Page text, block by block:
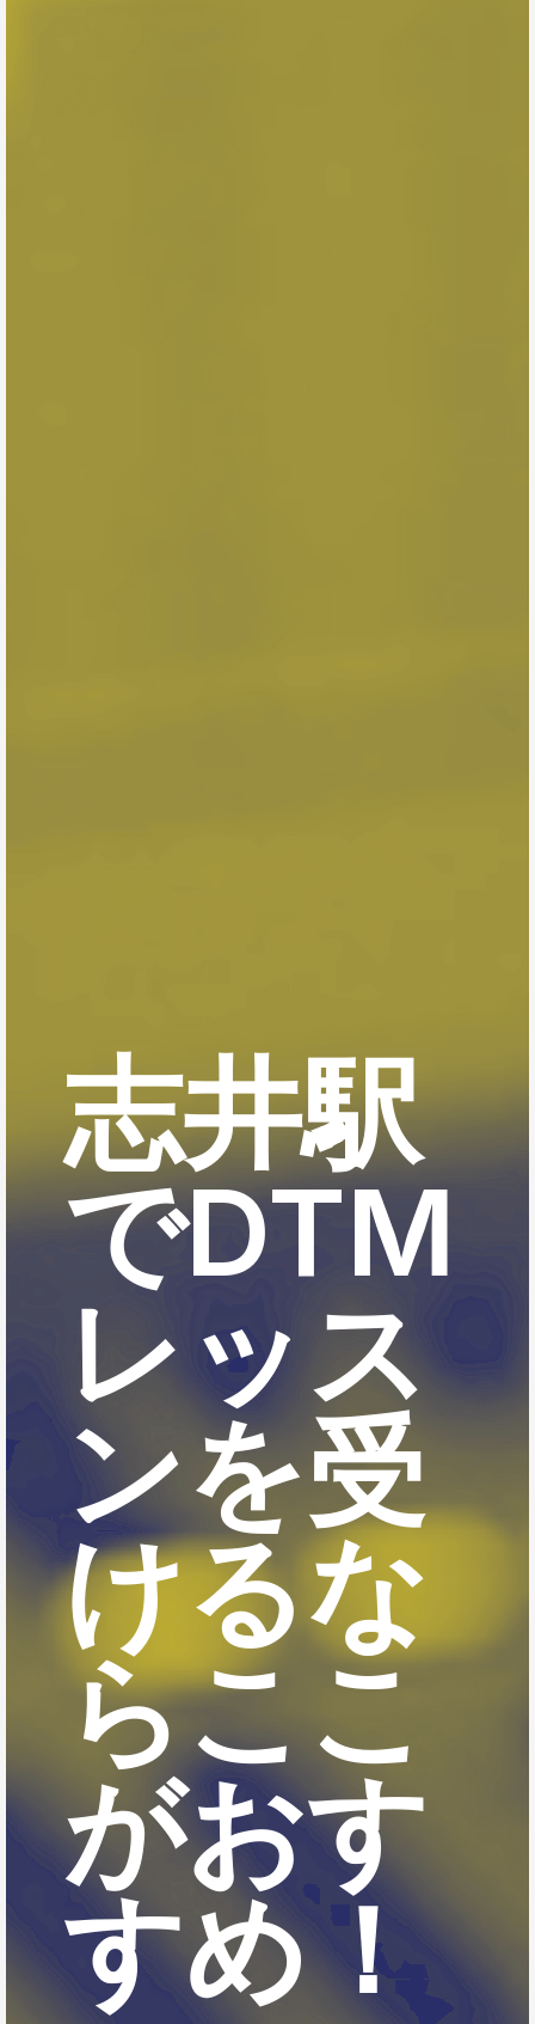
志井駅
でDTM
レッス
ンを受
けるな
らここ
がおす
すめ！